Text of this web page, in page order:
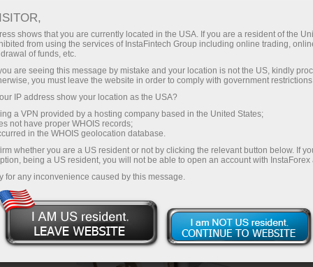
InstaForex
กับ InstaForex คุณจะได้รับเงื่อนไขที่
สูงสุด 1:5000 สเปรดและค่า
คอมมิชชั่นที่ดีที่สุดในตลาด รวมถึง
เงื่อนไขที่เหมาะสมสำหรับการเทรด
หุ้นและดัชนี
InstaForex ทุกคนสามารถรับโบนัส
สูงสุด 30% จากยอดฝาก และใช้
ประโยชน์จากโปรโมชั่นและข้อเสนอ
พิเศษอื่น ๆ
โบนัส 30%
สำหรับทุกการฝาก
ความเร็ว
ในการเทรดและบนทางหลวง
แจ็กพอตของขวัญส่วนตัวของคุณ
ฝากเงินจำนวน $333 — เลือกของขวัญมูลค่าสูงสุด
$1,500
เทรดแบบไร้ความเสี่ยง — เรารับประกัน
กำไรของคุณ
shows that you are currently located in the USA. If you are a resident of the
from using the services of InstaFintech Group including online trading,
of funds, etc.
are seeing this message by mistake and your location is not the US, kindly
you must leave the website in order to comply with government
IP address show your location as the USA?
a VPN provided by a hosting company based in the United States;
not have proper WHOIS records;
in the WHOIS geolocation database.
whether you are a US resident or not by clicking the relevant button below. If
being a US resident, you will not be able to open an account with InstaForex
for any inconvenience caused by this message.